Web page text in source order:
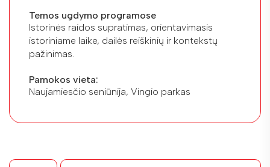
Temos ugdymo programose
Istorinės raidos supratimas, orientavimasis
istoriniame laike, dailės reiškinių ir kontekstų
pažinimas.
Pamokos vieta:
Naujamiesčio seniūnija, Vingio parkas